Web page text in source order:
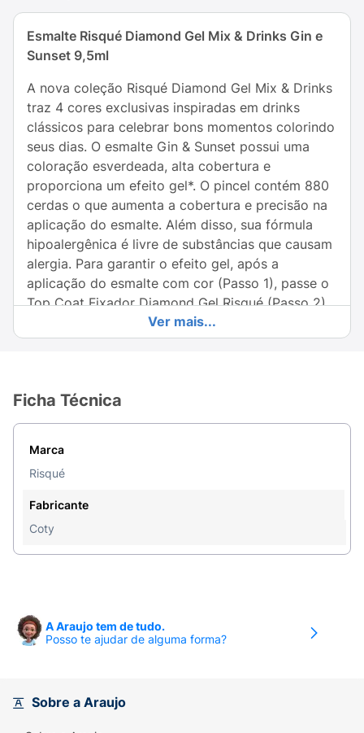
Esmalte Risqué Diamond Gel Mix & Drinks Gin e
Sunset 9,5ml
A nova coleção Risqué Diamond Gel Mix & Drinks
traz 4 cores exclusivas inspiradas em drinks
clássicos para celebrar bons momentos colorindo
seus dias. O esmalte Gin & Sunset possui uma
coloração esverdeada, alta cobertura e
proporciona um efeito gel*. O pincel contém 880
cerdas o que aumenta a cobertura e precisão na
aplicação do esmalte. Além disso, sua fórmula
hipoalergênica é livre de substâncias que causam
alergia. Para garantir o efeito gel, após a
aplicação do esmalte com cor (Passo 1), passe o
Top Coat Fixador Diamond Gel Risqué (Passo 2),
que foi criado especialmente para proporcionar a
durabilidade e alto brilho. *Não é necessário a
Ver mais...
Ficha Técnica
Marca
Risqué
Fabricante
Coty
A Araujo tem de tudo.
Posso te ajudar de alguma forma?
Sobre a Araujo